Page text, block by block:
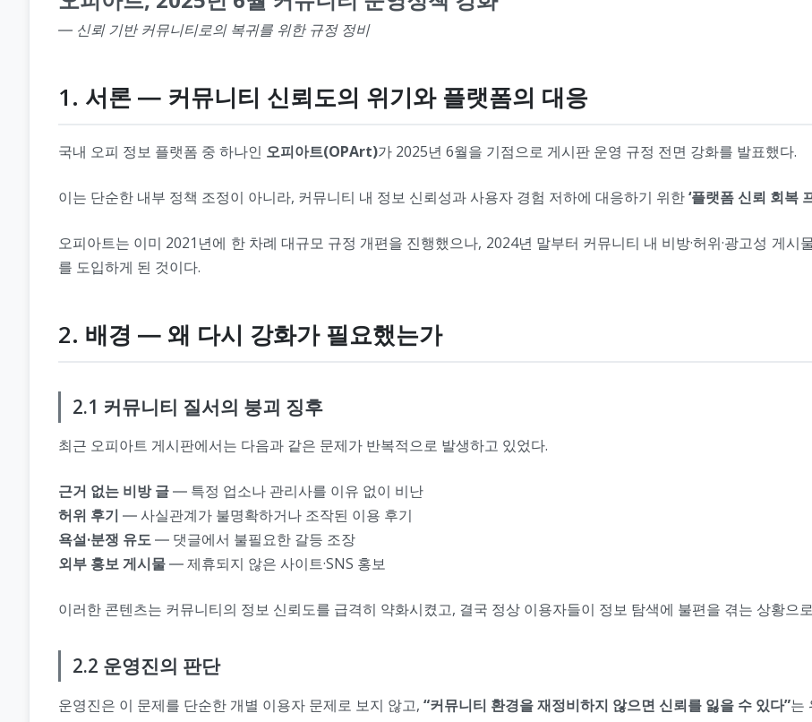
― 신뢰 기반 커뮤니티로의 복귀를 위한 규정 정비
1. 서론 ― 커뮤니티 신뢰도의 위기와 플랫폼의 대응
국내 오피 정보 플랫폼 중 하나인 오피아트(OPArt)가 2025년 6월을 기점으로 게시판 운영 규정 전면 강화를 발표했다.
이는 단순한 내부 정책 조정이 아니라, 커뮤니티 내 정보 신뢰성과 사용자 경험 저하에 대응하기 위한‘플랫폼 신뢰 회복
오피아트는 이미 2021년에 한 차례 대규모 규정 개편을 진행했으나, 2024년 말부터 커뮤니티 내 비방·허위·광고성 게
를 도입하게 된 것이다.
2. 배경 ― 왜 다시 강화가 필요했는가
2.1 커뮤니티 질서의 붕괴 징후
최근 오피아트 게시판에서는 다음과 같은 문제가 반복적으로 발생하고 있었다.
근거 없는 비방 글― 특정 업소나 관리사를 이유 없이 비난
허위 후기 ― 사실관계가 불명확하거나 조작된 이용 후기
욕설·분쟁 유도― 댓글에서 불필요한 갈등 조장
외부 홍보 게시물― 제휴되지 않은 사이트·SNS 홍보
이러한 콘텐츠는 커뮤니티의 정보 신뢰도를 급격히 약화시켰고, 결국 정상 이용자들이 정보 탐색에 불편을 겪는 상황으
2.2 운영진의 판단
운영진은 이 문제를 단순한 개별 이용자 문제로 보지 않고, “커뮤니티 환경을 재정비하지 않으면 신뢰를 잃을 수 있다”는